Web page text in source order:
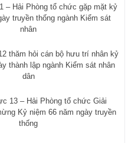
– Hải Phòng tổ chức gặp mặt kỷ
truyền thống ngành Kiểm sát
nhân
thăm hỏi cán bộ hưu trí nhân kỷ
thành lập ngành Kiểm sát nhân
dân
13 – Hải Phòng tổ chức Giải
Kỷ niệm 66 năm ngày truyền
thống